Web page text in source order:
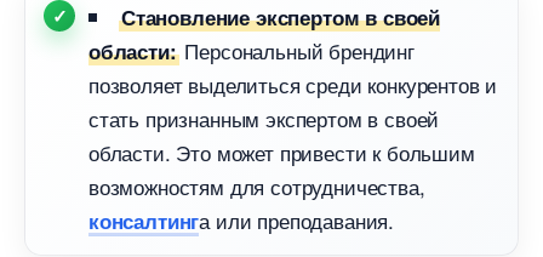
Становление экспертом в своей
области:Персональный брендин
позволяет выделиться среди конкурентов и
стать признанным экспертом в своей
области. Это может привести к большим
озможностям для сотрудничества,
консалтина или преподавания.